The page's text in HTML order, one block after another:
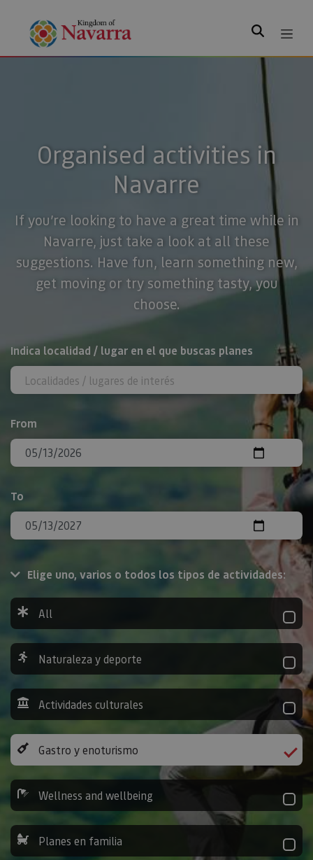
Search
Organised activities in
Navarre
If you’re looking to have a great time while in
Navarre, just take a look at all these
suggestions. Have fun, learn something new,
get moving or try something tasty, you
choose.
Search
Indica localidad / lugar en el que buscas planes
From
To
Elige uno, varios o todos los tipos de actividades:
All
Naturaleza y deporte
Actividades culturales
Gastro y enoturismo
Wellness and wellbeing
Planes en familia